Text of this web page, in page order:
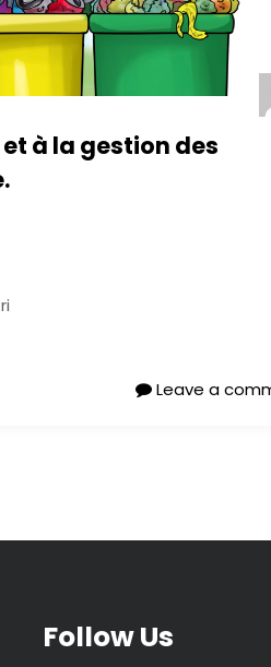
à la gestion des
Leave a
Follow Us